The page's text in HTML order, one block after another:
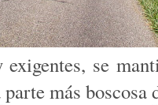
se
más boscosa